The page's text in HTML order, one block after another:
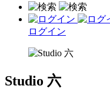
ログイン
Studio 六